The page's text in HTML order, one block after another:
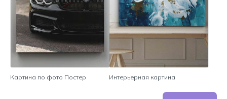
Картина по фото Постер Интерьерная картина